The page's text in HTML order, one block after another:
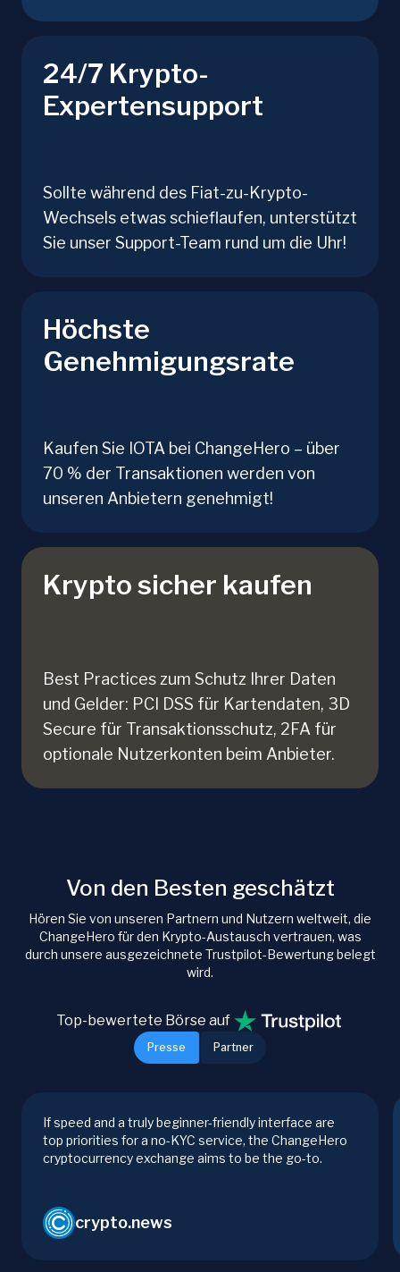
24/7 Krypto-
Expertensupport
Sollte während des Fiat-zu-Krypto-
Wechsels etwas schieflaufen, unterstützt
Sie unser Support-Team rund um die Uhr!
Höchste
Genehmigungsrate
Kaufen Sie IOTA bei ChangeHero – über
70 % der Transaktionen werden von
unseren Anbietern genehmigt!
Krypto sicher kaufen
Best Practices zum Schutz Ihrer Daten
und Gelder: PCI DSS für Kartendaten, 3D
Secure für Transaktionsschutz, 2FA für
optionale Nutzerkonten beim Anbieter.
Von den Besten geschätzt
Hören Sie von unseren Partnern und Nutzern weltweit, die
ChangeHero für den Krypto-Austausch vertrauen, was
durch unsere ausgezeichnete Trustpilot-Bewertung belegt
wird.
Presse Partner
Top-bewertete Börse auf
If speed and a truly beginner-friendly interface are
top priorities for a no-KYC service, the ChangeHero
cryptocurrency exchange aims to be the go-to.
crypto.news